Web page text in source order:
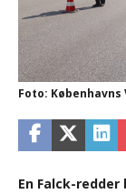
Foto:
En Falck-